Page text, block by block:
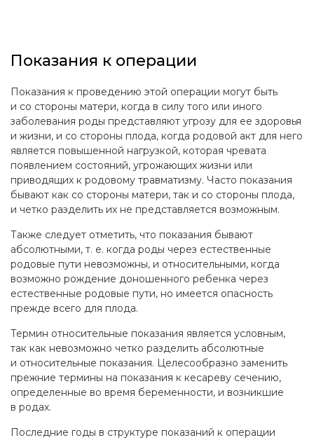
Показания к операции
Показания к проведению этой операции могут быть
и со стороны матери, когда в силу того или иного
заболевания роды представляют угрозу для ее здоровья
и жизни, и со стороны плода, когда родовой акт для него
является повышенной нагрузкой, которая чревата
появлением состояний, угрожающих жизни или
приводящих к родовому травматизму. Часто показания
бывают как со стороны матери, так и со стороны плода,
и четко разделить их не представляется возможным.
Также следует отметить, что показания бывают
абсолютными, т. е. когда роды через естественные
родовые пути невозможны, и относительными, когда
возможно рождение доношенного ребенка через
естественные родовые пути, но имеется опасность
прежде всего для плода.
Термин относительные показания является условным,
так как невозможно четко разделить абсолютные
и относительные показания. Целесообразно заменить
прежние термины на показания к кесареву сечению,
определенные во время беременности, и возникшие
в родах.
Последние годы в структуре показаний к операции